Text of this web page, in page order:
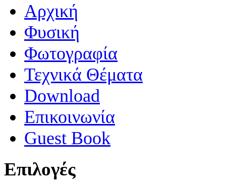
Aρχική
Φυσική
Φωτογραφία
Τεχνικά Θέματα
Download
Επικοινωνία
Guest Book
Επιλογές